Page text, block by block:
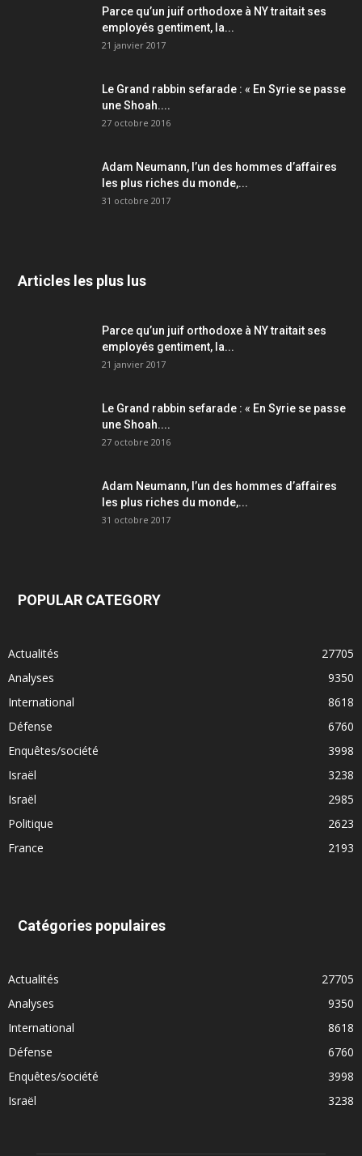
Parce qu’un juif orthodoxe à NY traitait ses
employés gentiment, la...
21 janvier 2017
Le Grand rabbin sefarade : « En Syrie se passe
une Shoah....
27 octobre 2016
Adam Neumann, l’un des hommes d’affaires
les plus riches du monde,...
31 octobre 2017
Articles les plus lus
Parce qu’un juif orthodoxe à NY traitait ses
employés gentiment, la...
21 janvier 2017
Le Grand rabbin sefarade : « En Syrie se passe
une Shoah....
27 octobre 2016
Adam Neumann, l’un des hommes d’affaires
les plus riches du monde,...
31 octobre 2017
POPULAR CATEGORY
Actualités
27705
Analyses
9350
International
8618
Défense
6760
Enquêtes/société
3998
Israël
3238
Israël
2985
Politique
2623
France
2193
Catégories populaires
Actualités
27705
Analyses
9350
International
8618
Défense
6760
Enquêtes/société
3998
Israël
3238